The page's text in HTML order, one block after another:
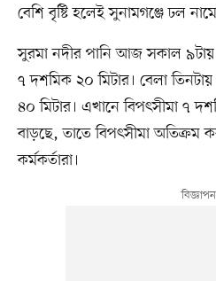
বেশি বৃষ্টি হলেই সুনামগঞ্জে ঢল
সুরমা নদীর পানি আজ সকাল
৭ দশমিক ২০ মিটার। বেলা
৪০ মিটার। এখানে বিপৎসীমা ৭
বাড়ছে, তাতে বিপৎসীমা অতিক্রম
কর্মকর্তারা।